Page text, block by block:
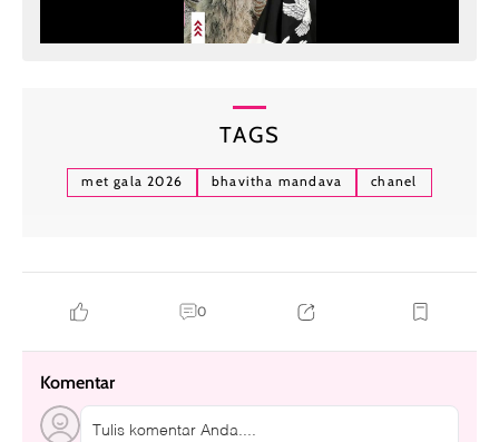
TAGS
met gala 2026 bhavitha mandava chanel
0
Komentar
Tulis komentar Anda....